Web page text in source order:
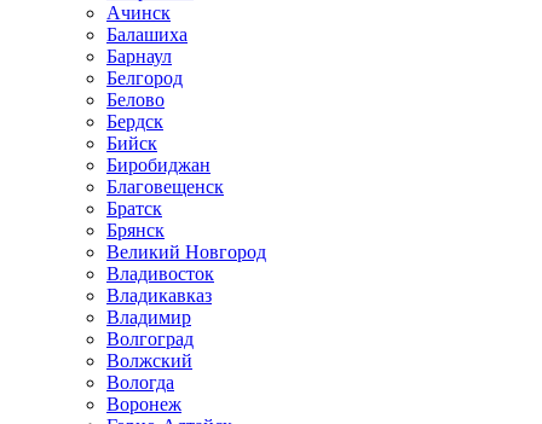
Ачинск
Балашиха
Барнаул
Белгород
Белово
Бердск
Бийск
Биробиджан
Благовещенск
Братск
Брянск
Великий Новгород
Владивосток
Владикавказ
Владимир
Волгоград
Волжский
Вологда
Воронеж